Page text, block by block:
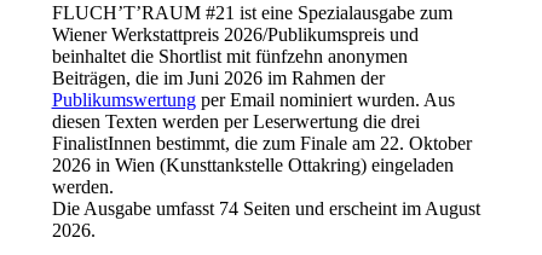
FLUCH’T’RAUM #21 ist eine Spezialausgabe zum
Wiener Werkstattpreis 2026/Publikumspreis und
beinhaltet die Shortlist mit fünfzehn anonymen
Beiträgen, die im Juni 2026 im Rahmen der
Publikumswertungper Email nominiert wurden. Aus
diesen Texten werden per Leserwertung die drei
FinalistInnen bestimmt, die zum Finale am 22. Oktober
2026 in Wien (Kunsttankstelle Ottakring) eingeladen
werden.
Die Ausgabe umfasst 74 Seiten und erscheint im August
2026.